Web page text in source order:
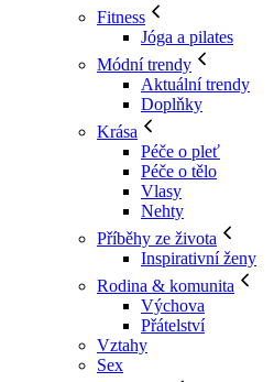
Fitness
Jóga a pilates
Módní trendy
Aktuální trendy
Doplňky
Krása
Péče o pleť
Péče o tělo
Vlasy
Nehty
Příběhy ze života
Inspirativní ženy
Rodina & komunita
Výchova
Přátelství
Vztahy
Sex